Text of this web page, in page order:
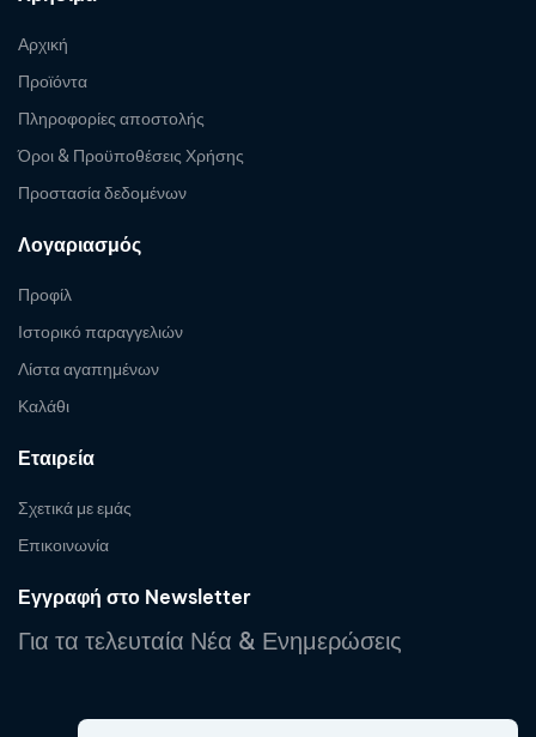
Αρχική
Προϊόντα
Πληροφορίες αποστολής
Όροι & Προϋποθέσεις Χρήσης
Προστασία δεδομένων
Λογαριασμός
Προφίλ
Ιστορικό παραγγελιών
Λίστα αγαπημένων
Καλάθι
Εταιρεία
Σχετικά με εμάς
Επικοινωνία
Εγγραφή στο Newsletter
Για τα τελευταία Νέα & Ενημερώσεις